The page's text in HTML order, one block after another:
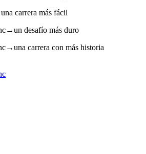
una carrera más fácil
→un desafío más duro
→una carrera con más historia